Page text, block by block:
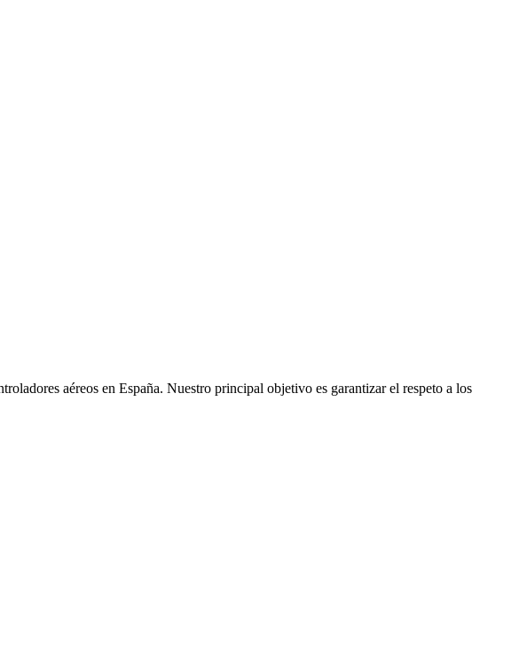
aéreos en España. Nuestro principal objetivo es garantizar el respeto a los